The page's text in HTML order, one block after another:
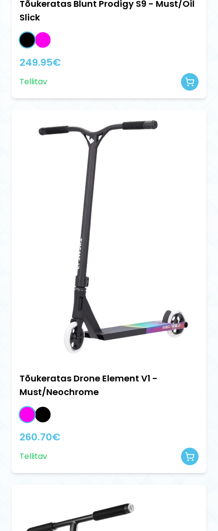
Tõukeratas Blunt Prodigy S9 - Must/Oil
Slick
249.95€
Tellitav
Tõukeratas Drone Element V1 -
Must/Neochrome
260.70€
Tellitav